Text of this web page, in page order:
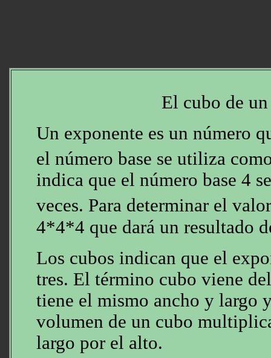
El cubo de
Un exponente es un número
el número base se utiliza
indica que el número base 4
veces. Para determinar el
4*4*4 que dará un resultado
Los cubos indican que el
tres. El término cubo viene
tiene el mismo ancho y largo
volumen de un cubo
largo por el alto.